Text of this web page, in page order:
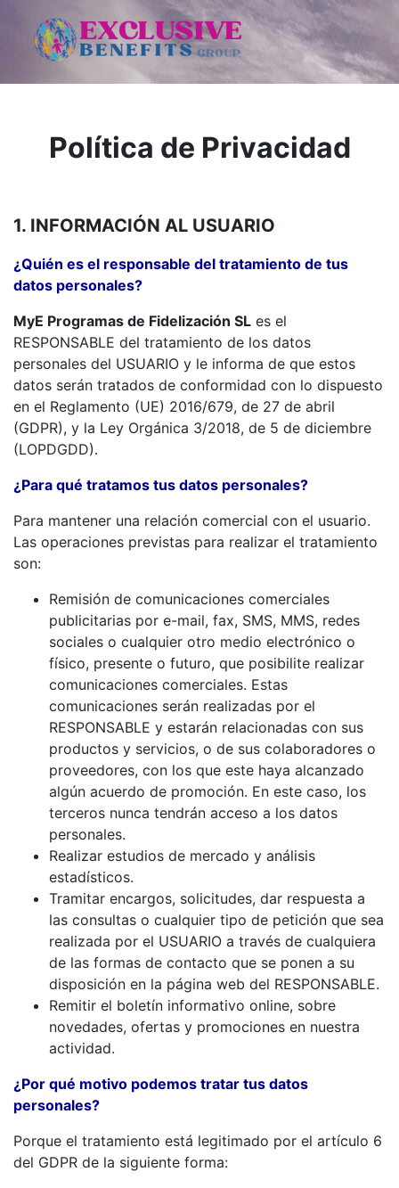
Política de Privacidad
1. INFORMACIÓN AL USUARIO
¿Quién es el responsable del tratamiento de tus
datos personales?
MyE Programas de Fidelización SL es el
RESPONSABLE del tratamiento de los datos
personales del USUARIO y le informa de que estos
datos serán tratados de conformidad con lo dispuesto
en el Reglamento (UE) 2016/679, de 27 de abril
(GDPR), y la Ley Orgánica 3/2018, de 5 de diciembre
(LOPDGDD).
¿Para qué tratamos tus datos personales?
Para mantener una relación comercial con el usuario.
Las operaciones previstas para realizar el tratamiento
son:
Remisión de comunicaciones comerciales
publicitarias por e-mail, fax, SMS, MMS, redes
sociales o cualquier otro medio electrónico o
físico, presente o futuro, que posibilite realizar
comunicaciones comerciales. Estas
comunicaciones serán realizadas por el
RESPONSABLE y estarán relacionadas con sus
productos y servicios, o de sus colaboradores o
proveedores, con los que este haya alcanzado
algún acuerdo de promoción. En este caso, los
terceros nunca tendrán acceso a los datos
personales.
Realizar estudios de mercado y análisis
estadísticos.
Tramitar encargos, solicitudes, dar respuesta a
las consultas o cualquier tipo de petición que sea
realizada por el USUARIO a través de cualquiera
de las formas de contacto que se ponen a su
disposición en la página web del RESPONSABLE.
Remitir el boletín informativo online, sobre
novedades, ofertas y promociones en nuestra
actividad.
¿Por qué motivo podemos tratar tus datos
personales?
Porque el tratamiento está legitimado por el artículo 6
del GDPR de la siguiente forma: